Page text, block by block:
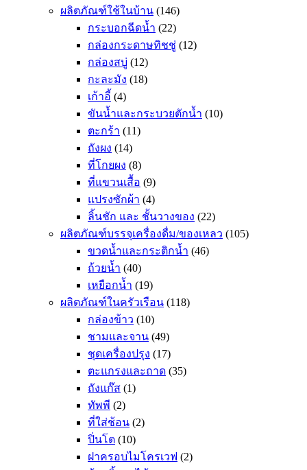
ผลิตภัณฑ์ใช้ในบ้าน (146)
กระบอกฉีดน้ำ (22)
กล่องกระดาษทิชชู่ (12)
กล่องสบู่ (12)
กะละมัง (18)
เก้าอี้ (4)
ขันน้ำและกระบวยตักน้ำ (10)
ตะกร้า (11)
ถังผง (14)
ที่โกยผง (8)
ที่แขวนเสื้อ (9)
แปรงซักผ้า (4)
ลิ้นชัก และ ชั้นวางของ (22)
ผลิตภัณฑ์บรรจุเครื่องดื่ม/ของเหลว (105)
ขวดน้ำและกระติกน้ำ (46)
ถ้วยน้ำ (40)
เหยือกน้ำ (19)
ผลิตภัณฑ์ในครัวเรือน (118)
กล่องข้าว (10)
ชามและจาน (49)
ชุดเครื่องปรุง (17)
ตะแกรงและถาด (35)
ถังแก๊ส (1)
ทัพพี (2)
ที่ใส่ช้อน (2)
ปิ่นโต (10)
ฝาครอบไมโครเวฟ (2)